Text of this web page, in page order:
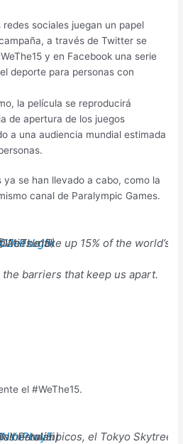
redes sociales juegan un papel
a través de Twitter se
y en Facebook una serie
deporte para personas con
la película se reproducirá
de apertura de los juegos
a una audiencia mundial estimada
se han llevado a cabo, como la
canal de Paralympic Games.
make up 15% of the world’s
the barriers that keep us apart.
el #WeThe15.
Paralímpicos, el Tokyo Skytree